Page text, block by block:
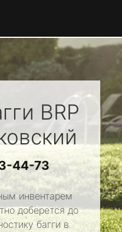
BRP
44-73
инвентарем
доберется до
багги в